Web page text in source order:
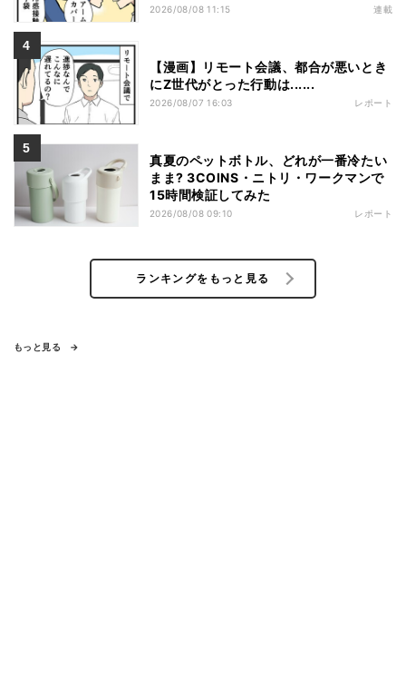
2026/08/08 11:15 連載
【漫画】リモート会議、都合が悪いとき
にZ世代がとった行動は......
2026/08/07 16:03 レポート
真夏のペットボトル、どれが一番冷たい
まま? 3COINS・ニトリ・ワークマンで
15時間検証してみた
2026/08/08 09:10 レポート
ランキングをもっと見る
もっと見る